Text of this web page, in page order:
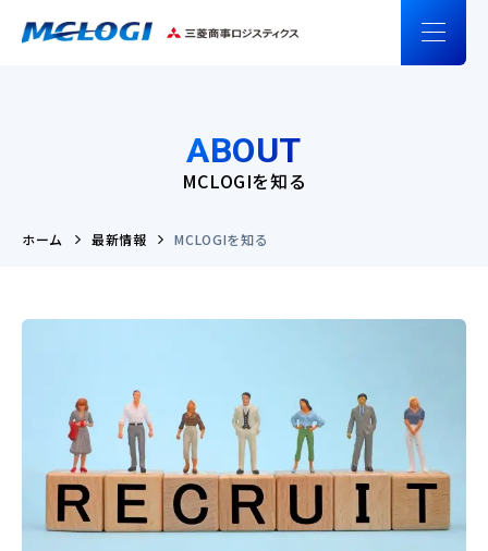
ABOUT
MCLOGIを知る
ホーム 最新情報 MCLOGIを知る